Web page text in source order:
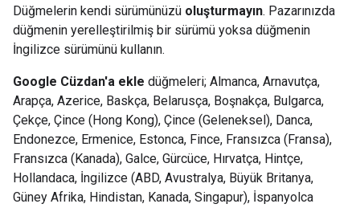
Düğmelerin kendi sürümünüzü oluşturmayın. Pazarınızda
düğmenin yerelleştirilmiş bir sürümü yoksa düğmenin
İngilizce sürümünü kullanın.
Google Cüzdan'a ekle düğmeleri; Almanca, Arnavutça,
Arapça, Azerice, Baskça, Belarusça, Boşnakça, Bulgarca,
Çekçe, Çince (Hong Kong), Çince (Geleneksel), Danca,
Endonezce, Ermenice, Estonca, Fince, Fransızca (Fransa),
Fransızca (Kanada), Galce, Gürcüce, Hırvatça, Hintçe,
Hollandaca, İngilizce (ABD, Avustralya, Büyük Britanya,
Güney Afrika, Hindistan, Kanada, Singapur), İspanyolca